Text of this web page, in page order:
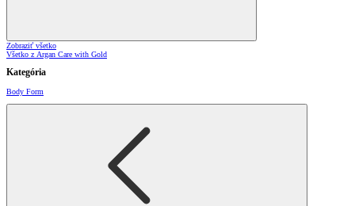
Zobraziť všetko
Všetko z Argan Care with Gold
Kategória
Body Form